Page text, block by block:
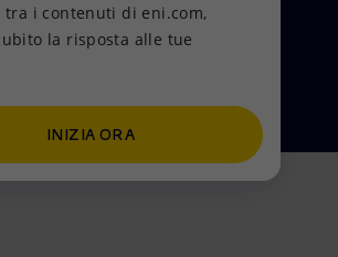
energetica
transizione
l'innovazione
l’innovazione sul
CEST
tra i contenuti di eni.com,
la risposta alle tue
INIZIA ORA